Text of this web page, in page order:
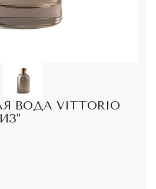
ВОДА VITTORIO